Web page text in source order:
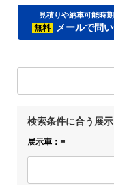
見積りや納車可能時
無料 メールで問
検索条件に合う展
展示車： -